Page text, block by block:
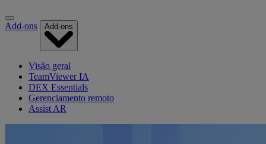
Add-ons Add-ons
Visão geral
TeamViewer IA
DEX Essentials
Gerenciamento remoto
Assist AR